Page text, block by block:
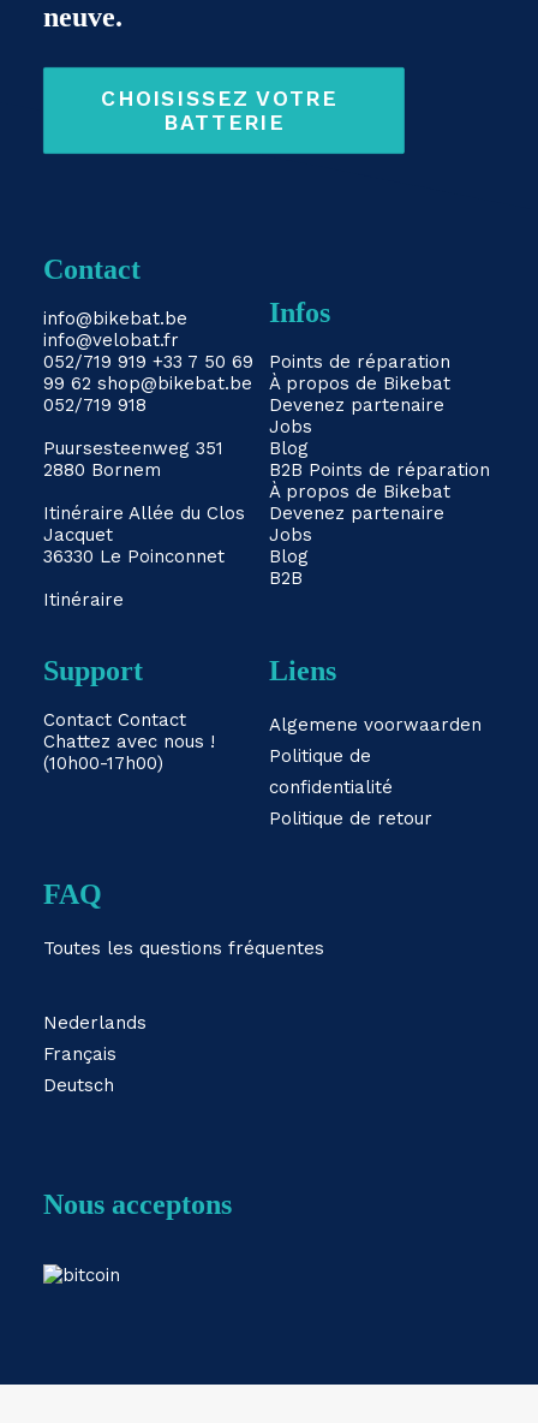
neuve.
CHOISISSEZ VOTRE
BATTERIE
Contact
info@bikebat.be
info@velobat.fr
052/719 919 +33 7 50 69
99 62 shop@bikebat.be
052/719 918
Puursesteenweg 351
2880 Bornem
Itinéraire Allée du Clos
Jacquet
36330 Le Poinconnet
Itinéraire
Infos
Points de réparation
À propos de Bikebat
Devenez partenaire
Jobs
Blog
B2B Points de réparation
À propos de Bikebat
Devenez partenaire
Jobs
Blog
B2B
Support
Contact Contact
Chattez avec nous !
(10h00-17h00)
Liens
Algemene voorwaarden
Politique de
confidentialité
Politique de retour
FAQ
Toutes les questions fréquentes
Nederlands
Français
Deutsch
Nous acceptons